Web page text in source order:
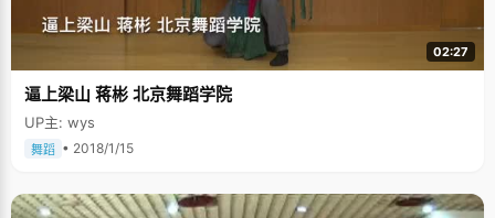
02:27
逼上梁山 蒋彬 北京舞蹈学院
UP主: wys
舞蹈 • 2018/1/15